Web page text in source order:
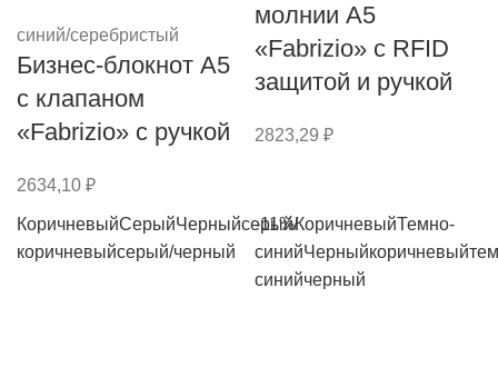
синий/серебристый
Бизнес-блокнот А5
с клапаном
«Fabrizio» с ручкой
2634,10 ₽
молнии А5
«Fabrizio» с RFID
защитой и ручкой
2823,29 ₽
КоричневыйСерыйЧерныйсерый/
коричневыйсерый/черный
-11%КоричневыйТемно-
синийЧерныйкоричневый
синийчерный